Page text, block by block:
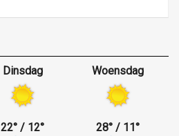
Dinsdag
22° / 12°
Woensdag
28° / 11°